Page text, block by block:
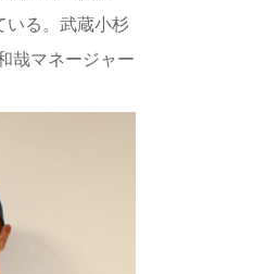
いる。武蔵小杉
哉マネージャー